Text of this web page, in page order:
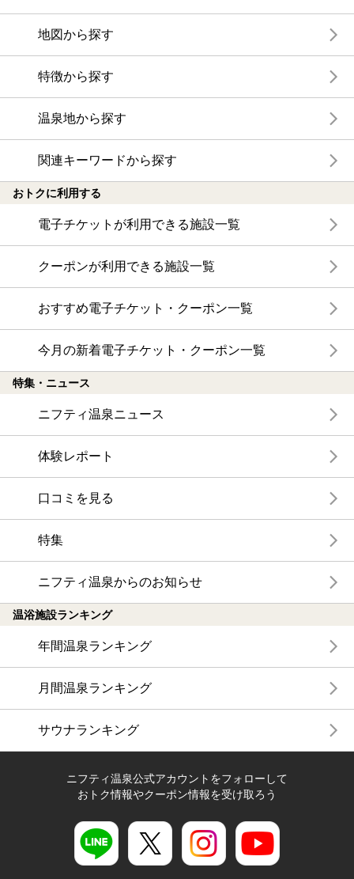
地図から探す
特徴から探す
温泉地から探す
関連キーワードから探す
おトクに利用する
電子チケットが利用できる施設一覧
クーポンが利用できる施設一覧
おすすめ電子チケット・クーポン一覧
今月の新着電子チケット・クーポン一覧
特集・ニュース
ニフティ温泉ニュース
体験レポート
口コミを見る
特集
ニフティ温泉からのお知らせ
温浴施設ランキング
年間温泉ランキング
月間温泉ランキング
サウナランキング
ニフティ温泉公式アカウントをフォローして
おトク情報やクーポン情報を受け取ろう